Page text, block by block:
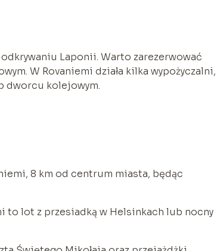
Laponii. Warto zarezerwować
W Rovaniemi działa kilka
dworcu kolejowym.
8 km od centrum miasta, będąc
to lot z przesiadką w Helsinkach lub nocny